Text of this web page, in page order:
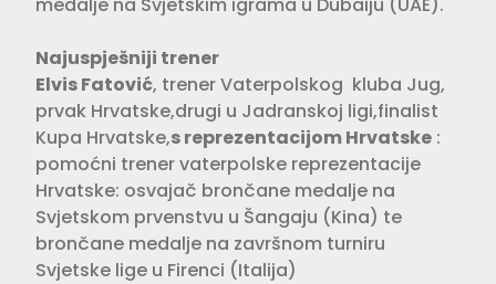
Najuspješniji trener
Elvis Fatović, trener Vaterpolskog kluba Jug,
prvak Hrvatske,drugi u Jadranskoj ligi,finalist
Kupa Hrvatske,s reprezentacijom Hrvatske :
pomoćni trener vaterpolske reprezentacije
Hrvatske: osvajač brončane medalje na
Svjetskom prvenstvu u Šangaju (Kina) te
brončane medalje na završnom turniru
Svjetske lige u Firenci (Italija)